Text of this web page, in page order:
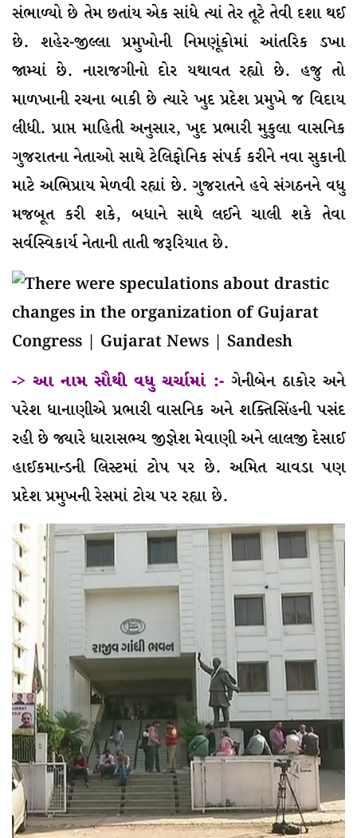
સંભાળ્યો છે તેમ છતાંય એક સાંધે ત્યાં તેર તૂટે તેવી દશા થઈ
છે. શહેર-જીલ્લા પ્રમુખોની નિમણૂંકોમાં આંતરિક ડખા
જામ્યાં છે. નારાજગીનો દોર યથાવત રહ્યો છે. હજુ તો
માળખાની રચના બાકી છે ત્યારે ખુદ પ્રદેશ પ્રમુખે જ વિદાય
લીધી. પ્રાપ્ત માહિતી અનુસાર, ખુદ પ્રભારી મુકુલા વાસનિક
ગુજરાતના નેતાઓ સાથે ટેલિફોનિક સંપર્ક કરીને નવા સુકાની
માટે અભિપ્રાય મેળવી રહ્યાં છે. ગુજરાતને હવે સંગઠનને વધુ
મજબૂત કરી શકે, બધાને સાથે લઈને ચાલી શકે તેવા
સર્વસ્વિકાર્ય નેતાની તાતી જરૂરિયાત છે.
-> આ નામ સૌથી વધુ ચર્ચામાં :- ગેનીબેન ઠાકોર અને
પરેશ ધાનાણીએ પ્રભારી વાસનિક અને શક્તિસિંહની પસંદ
રહી છે જ્યારે ધારાસભ્ય જીજ્ઞેશ મેવાણી અને લાલજી દેસાઈ
હાઈકમાન્ડની લિસ્ટમાં ટોપ પર છે. અમિત ચાવડા પણ
પ્રદેશ પ્રમુખની રેસમાં ટોચ પર રહ્યા છે.